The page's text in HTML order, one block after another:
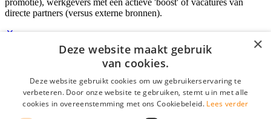
directe partners (versus externe bronnen).
Inloggen als bedrijf
E-mail*
Wachtwoord
×
Deze website maakt gebruik
van cookies.
Deze website gebruikt cookies om uw gebruikerservaring te
verbeteren. Door onze website te gebruiken, stemt u in met alle
cookies in overeenstemming met ons Cookiebeleid. Lees verder